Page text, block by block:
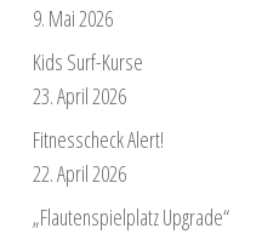
9. Mai 2026
Kids Surf-Kurse
23. April 2026
Fitnesscheck Alert!
22. April 2026
„Flautenspielplatz Upgrade“